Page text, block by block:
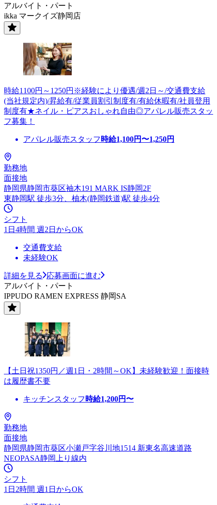
アルバイト・パート
ikka マークイズ静岡店
時給1100円～1250円※経験により優遇/週2日～/交通費支給
(当社規定内)/昇給有/従業員割引制度有/有給休暇有/社員登用
制度有★ネイル・ピアスおしゃれ自由◎アパレル販売スタッ
フ募集！
アパレル販売スタッフ 時給1,100円〜1,250円
勤務地
面接地
静岡県静岡市葵区袖木191 MARK IS静岡2F
東静岡駅 徒歩3分、柚木(静岡鉄道)駅 徒歩4分
シフト
1日4時間 週2日からOK
交通費支給
未経験OK
詳細を見る
応募画面に進む
アルバイト・パート
IPPUDO RAMEN EXPRESS 静岡SA
【土日祝1350円／週1日・2時間～OK】未経験歓迎！面接時
は履歴書不要
キッチンスタッフ 時給1,200円〜
勤務地
面接地
静岡県静岡市葵区小瀬戸字谷川地1514 新東名高速道路
NEOPASA静岡上り線内
シフト
1日2時間 週1日からOK